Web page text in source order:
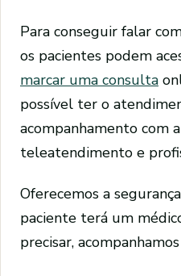
Para conseguir falar
os pacientes podem
marcar uma consulta
possível ter o
acompanhamento com
teleatendimento e
Oferecemos a
paciente terá um
precisar,